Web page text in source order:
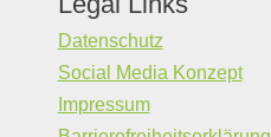
Datenschutz
Social Media Konzept
Impressum